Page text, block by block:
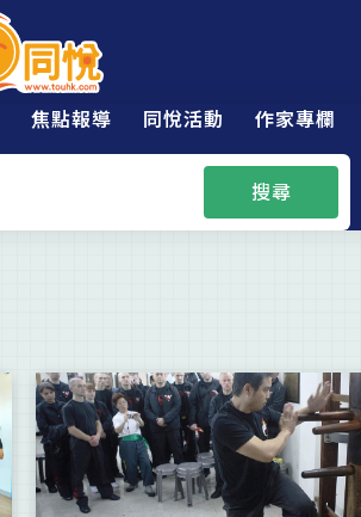
焦點報導 同悅活動 作家專欄
搜尋